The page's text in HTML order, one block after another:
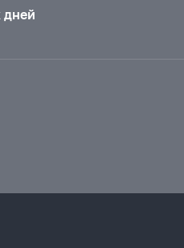
дней